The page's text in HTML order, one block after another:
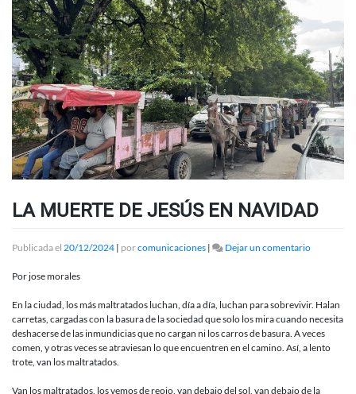
LA MUERTE DE JESÚS EN NAVIDAD
Publicada el 20/12/2024 | porcomunicaciones | Dejar un comentarioen
JESÚS
EN
NAVIDAD
Por jose morales
En la ciudad, los más maltratados luchan, día a día, luchan para sobrevivir. Halan
carretas, cargadas con la basura de la sociedad que solo los mira cuando necesita
deshacerse de las inmundicias que no cargan ni los carros de basura. A veces
comen, y otras veces se atraviesan lo que encuentren en el camino. Así, a lento
trote, van los maltratados.
Van los maltratados, los vemos de reojo, van debajo del sol, van debajo de la